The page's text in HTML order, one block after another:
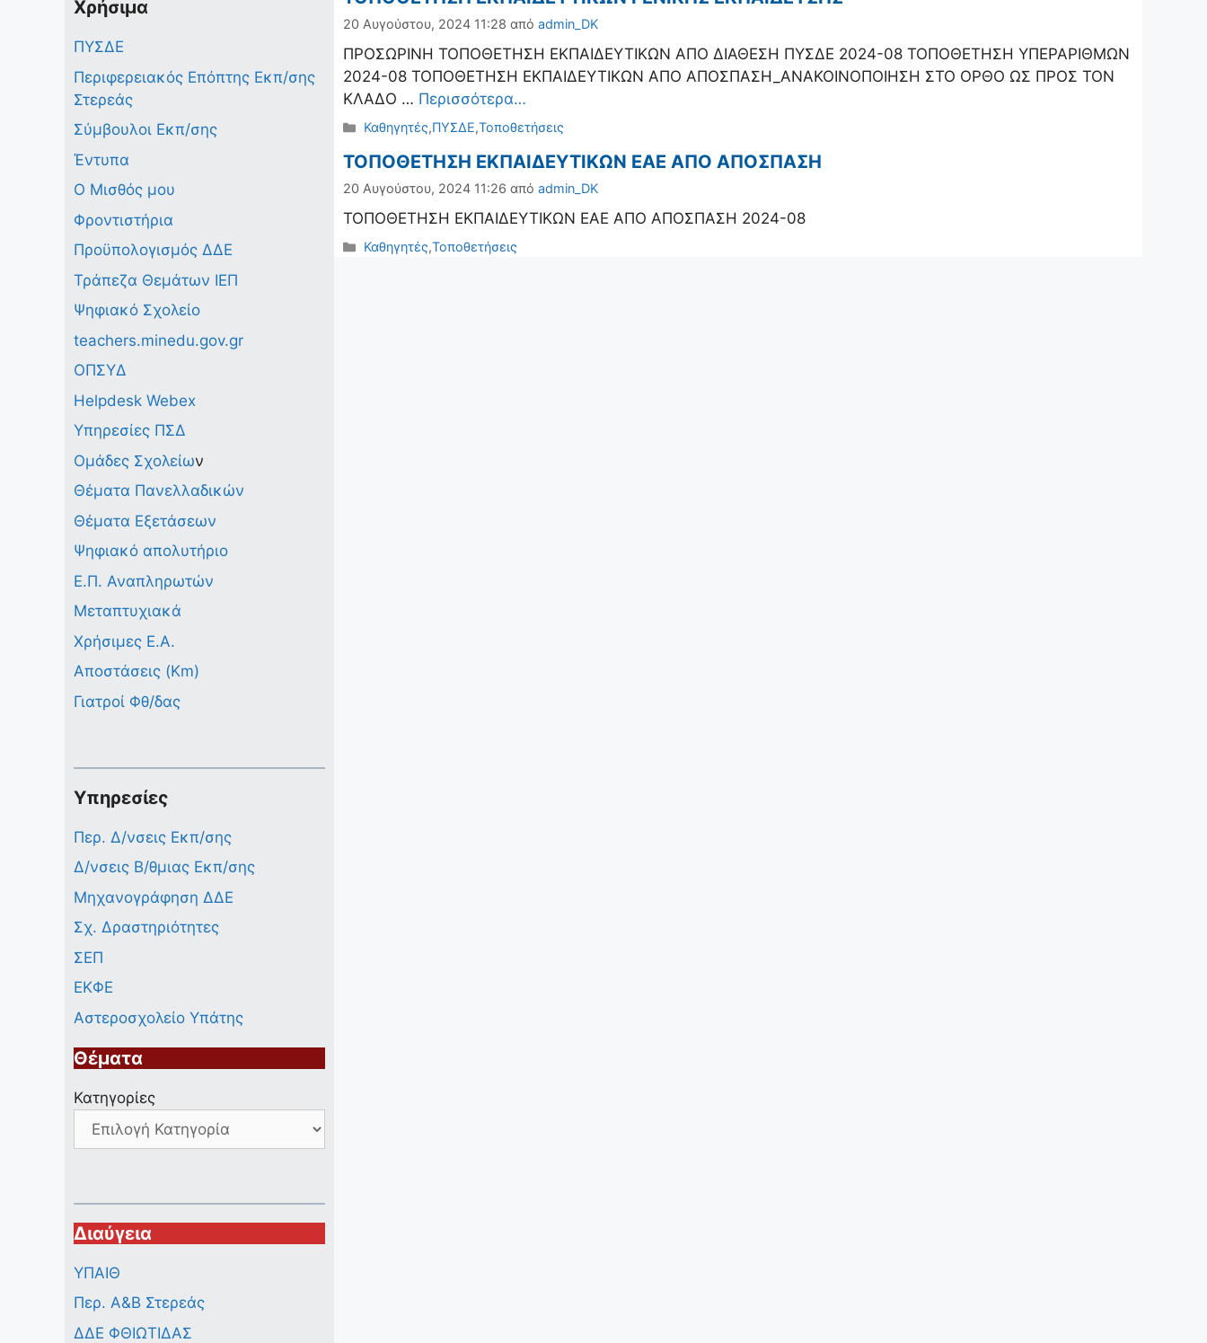
20 Αυγούστου, 2024 11:28 από admin_DK
ΠΡΟΣΩΡΙΝΗ ΤΟΠΟΘΕΤΗΣΗ ΕΚΠΑΙΔΕΥΤΙΚΩΝ ΑΠΟ ΔΙΑΘΕΣΗ ΠΥΣΔΕ 2024-08 ΤΟΠΟΘΕΤΗΣΗ ΥΠΕΡΑΡΙΘΜΩΝ
2024-08 ΤΟΠΟΘΕΤΗΣΗ ΕΚΠΑΙΔΕΥΤΙΚΩΝ ΑΠΟ ΑΠΟΣΠΑΣΗ_ΑΝΑΚΟΙΝΟΠΟΙΗΣΗ ΣΤΟ ΟΡΘΟ ΩΣ ΠΡΟΣ ΤΟΝ
ΚΛΑΔΟ … Περισσότερα…
Κατηγορίες
Καθηγητές,ΠΥΣΔΕ,Τοποθετήσεις
ΤΟΠΟΘΕΤΗΣΗ ΕΚΠΑΙΔΕΥΤΙΚΩΝ ΕΑΕ ΑΠΟ ΑΠΟΣΠΑΣΗ
20 Αυγούστου, 2024 11:26 από admin_DK
ΤΟΠΟΘΕΤΗΣΗ ΕΚΠΑΙΔΕΥΤΙΚΩΝ ΕΑΕ ΑΠΟ ΑΠΟΣΠΑΣΗ 2024-08
Κατηγορίες
Καθηγητές,Τοποθετήσεις
Χρήσιμα
ΠΥΣΔΕ
Περιφερειακός Επόπτης Εκπ/σης
Στερεάς
Σύμβουλοι Εκπ/σης
Έντυπα
Ο Μισθός μου
Φροντιστήρια
Προϋπολογισμός ΔΔΕ
Τράπεζα Θεμάτων ΙΕΠ
Ψηφιακό Σχολείο
teachers.minedu.gov.gr
ΟΠΣΥΔ
Helpdesk Webex
Υπηρεσίες ΠΣΔ
Ομάδες Σχολείων
Θέματα Πανελλαδικών
Θέματα Εξετάσεων
Ψηφιακό απολυτήριο
Ε.Π. Αναπληρωτών
Μεταπτυχιακά
Χρήσιμες Ε.Α.
Αποστάσεις (Km)
Γιατροί Φθ/δας
Υπηρεσίες
Περ. Δ/νσεις Εκπ/σης
Δ/νσεις Β/θμιας Εκπ/σης
Μηχανογράφηση ΔΔΕ
Σχ. Δραστηριότητες
ΣΕΠ
ΕΚΦΕ
Αστεροσχολείο Υπάτης
Θέματα
Κατηγορίες
Διαύγεια
ΥΠΑΙΘ
Περ. A&B Στερεάς
ΔΔΕ ΦΘΙΩΤΙΔΑΣ